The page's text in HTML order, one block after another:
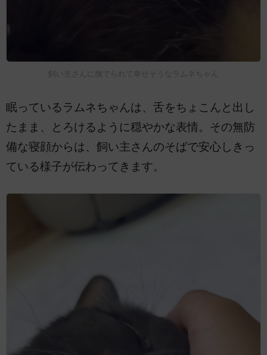
飼い主さんに撫でられて幸せそうなラムネちゃん
眠っているラムネちゃんは、舌をちょこんと出し
たまま、とろけるように穏やかな表情。その無防
備な寝顔からは、飼い主さんのそばで安心しきっ
ている様子が伝わってきます。